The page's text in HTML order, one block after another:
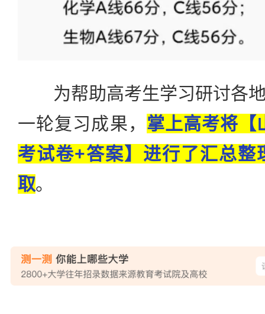
为帮助高考生学习研讨各地
一轮复习成果， 掌上高考将【
考试卷+答案】进行了汇总整
取。